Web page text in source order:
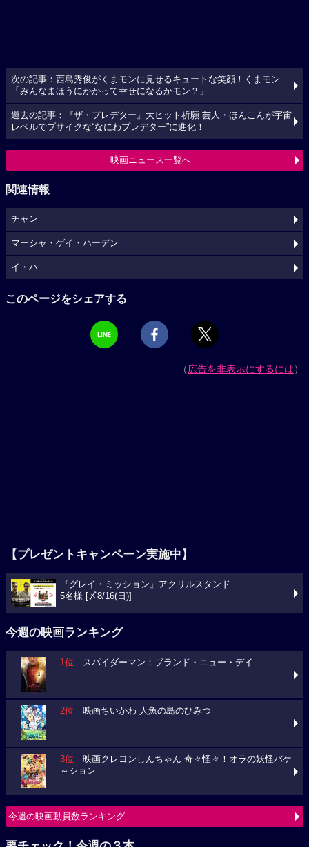
次の記事：西島秀俊がくまモンに見せるキュートな笑顔！くまモン
「みんなまほうにかかって幸せになるかモン？」
過去の記事：『ザ・プレデター』大ヒット祈願 芸人・ほんこんが宇宙
レベルでブサイクな“なにわプレデター”に進化！
映画ニュース一覧へ
関連情報
チャン
マーシャ・ゲイ・ハーデン
イ・ハ
このページをシェアする
（広告を非表示にするには）
【プレゼントキャンペーン実施中】
『グレイ・ミッション』アクリルスタンド
5名様 [〆8/16(日)]
今週の映画ランキング
1位 スパイダーマン：ブランド・ニュー・デイ
2位 映画ちいかわ 人魚の島のひみつ
3位 映画クレヨンしんちゃん 奇々怪々！オラの妖怪バケ
～ション
今週の映画動員数ランキング